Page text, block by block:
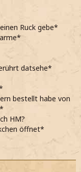
Ruck gebe*
datsehe*
bestellt habe von
HM?
öffnet*